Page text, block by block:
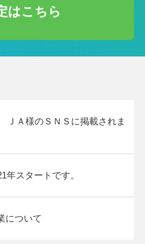
はこちら
Ａ様のＳＮＳに掲載されま
スタートです。
について